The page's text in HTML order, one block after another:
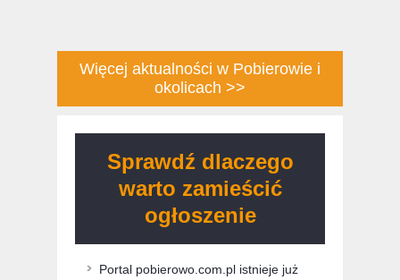
Więcej aktualności w Pobierowie i
okolicach >>
Sprawdź dlaczego
warto zamieścić
ogłoszenie
Portal pobierowo.com.pl istnieje już